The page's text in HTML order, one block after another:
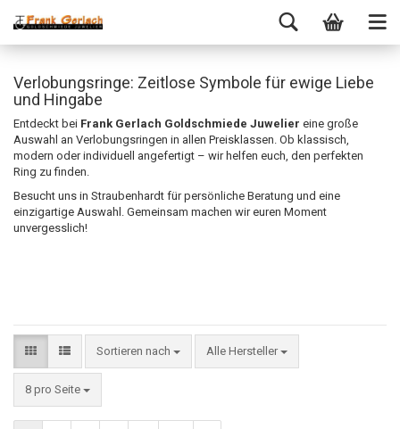
Verlobungsringe: Zeitlose Symbole für ewige Liebe
und Hingabe
Entdeckt bei Frank Gerlach Goldschmiede Juwelier eine große
Auswahl an Verlobungsringen in allen Preisklassen. Ob klassisch,
modern oder individuell angefertigt – wir helfen euch, den perfekten
Ring zu finden.
Besucht uns in Straubenhardt für persönliche Beratung und eine
einzigartige Auswahl. Gemeinsam machen wir euren Moment
unvergesslich!
Sortieren nach Alle Hersteller
8 pro Seite